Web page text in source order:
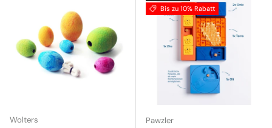
Wolters
Bis zu 10% Rabatt
Pawzler